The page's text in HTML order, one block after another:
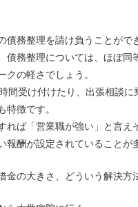
務整理を請け負うことがで
務整理については、ほぼ同
の軽さでしょう。
間受け付けたり、出張相談
徴です。
ば「営業職が強い」と言え
酬が設定されていることが
の大きさ、どういう解決方